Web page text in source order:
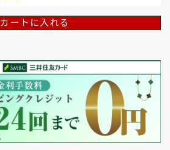
カートに入れる